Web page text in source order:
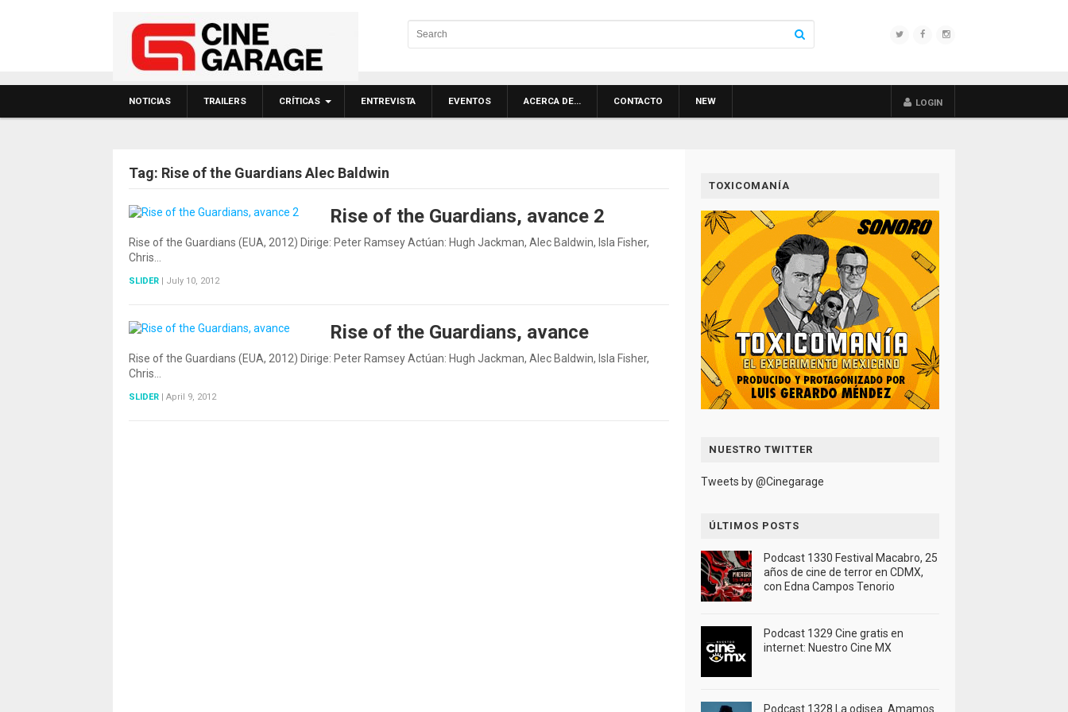
NOTICIAS TRAILERS CRÍTICAS ENTREVISTA EVENTOS ACERCA DE… CONTACTO NEW LOGIN
Tag: Rise of the Guardians Alec Baldwin
Rise of the Guardians, avance 2
Rise of the Guardians (EUA, 2012) Dirige: Peter Ramsey Actúan: Hugh Jackman, Alec Baldwin, Isla Fisher,
Chris…
SLIDER | July 10, 2012
Rise of the Guardians, avance
Rise of the Guardians (EUA, 2012) Dirige: Peter Ramsey Actúan: Hugh Jackman, Alec Baldwin, Isla Fisher,
Chris…
SLIDER | April 9, 2012
TOXICOMANÍA
NUESTRO TWITTER
Tweets by @Cinegarage
ÚLTIMOS POSTS
Podcast 1330 Festival Macabro, 25
años de cine de terror en CDMX,
con Edna Campos Tenorio
Podcast 1329 Cine gratis en
internet: Nuestro Cine MX
Podcast 1328 La odisea. Amamos